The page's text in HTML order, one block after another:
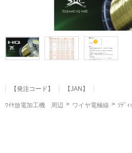
【発注コード】 【JAN】
ﾜｲﾔ放電加工機 周辺 ワイヤ電極線 ｿﾃﾞｨ